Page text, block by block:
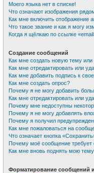
Моего языка нет в списке!
Что означают изображения
Как мне включить отображение
Что такое звание и как я могу
Когда я щёлкаю по ссылке
Создание сообщений
Как мне создать новую тему
Как мне отредактировать или
Как мне добавить подпись к
Как мне создать опрос?
Почему я не могу добавить
Как мне отредактировать или
Почему мне недоступны
Почему я не могу добавлять
Почему я получил
Как мне пожаловаться на
Что означает кнопка
Почему моё сообщение требует
Как мне вновь поднять мою
Форматирование сообщений